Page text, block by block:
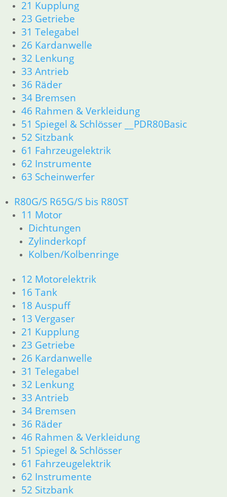
21 Kupplung
23 Getriebe
31 Telegabel
26 Kardanwelle
32 Lenkung
33 Antrieb
36 Räder
34 Bremsen
46 Rahmen & Verkleidung
51 Spiegel & Schlösser __PDR80Basic
52 Sitzbank
61 Fahrzeugelektrik
62 Instrumente
63 Scheinwerfer
R80G/S R65G/S bis R80ST
11 Motor
Dichtungen
Zylinderkopf
Kolben/Kolbenringe
12 Motorelektrik
16 Tank
18 Auspuff
13 Vergaser
21 Kupplung
23 Getriebe
26 Kardanwelle
31 Telegabel
32 Lenkung
33 Antrieb
34 Bremsen
36 Räder
46 Rahmen & Verkleidung
51 Spiegel & Schlösser
61 Fahrzeugelektrik
62 Instrumente
52 Sitzbank